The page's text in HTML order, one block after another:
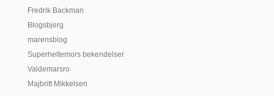
Fredrik Backman
Blogsbjerg
marensblog
Superheltemors bekendelser
Valdemarsro
Majbritt Mikkelsen